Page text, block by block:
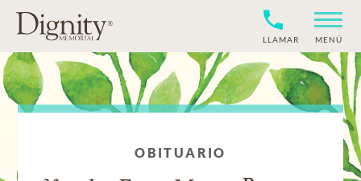
LLAMAR MENÚ
OBITUARIO